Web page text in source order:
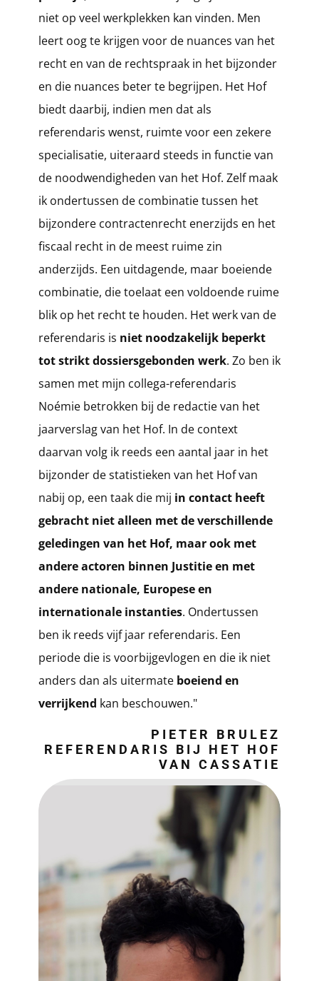
niet op veel werkplekken kan vinden. Men
leert oog te krijgen voor de nuances van het
recht en van de rechtspraak in het bijzonder
en die nuances beter te begrijpen. Het Hof
biedt daarbij, indien men dat als
referendaris wenst, ruimte voor een zekere
specialisatie, uiteraard steeds in functie van
de noodwendigheden van het Hof. Zelf maak
ik ondertussen de combinatie tussen het
bijzondere contractenrecht enerzijds en het
fiscaal recht in de meest ruime zin
anderzijds. Een uitdagende, maar boeiende
combinatie, die toelaat een voldoende ruime
blik op het recht te houden. Het werk van de
referendaris is niet noodzakelijk beperkt
tot strikt dossiersgebonden werk. Zo ben ik
samen met mijn collega-referendaris
Noémie betrokken bij de redactie van het
jaarverslag van het Hof. In de context
daarvan volg ik reeds een aantal jaar in het
bijzonder de statistieken van het Hof van
nabij op, een taak die mij in contact heeft
gebracht niet alleen met de verschillende
geledingen van het Hof, maar ook met
andere actoren binnen Justitie en met
andere nationale, Europese en
internationale instanties. Ondertussen
ben ik reeds vijf jaar referendaris. Een
periode die is voorbijgevlogen en die ik niet
anders dan als uitermate boeiend en
verrijkend kan beschouwen."
PIETER BRULEZ
REFERENDARIS BIJ HET HOF
VAN CASSATIE